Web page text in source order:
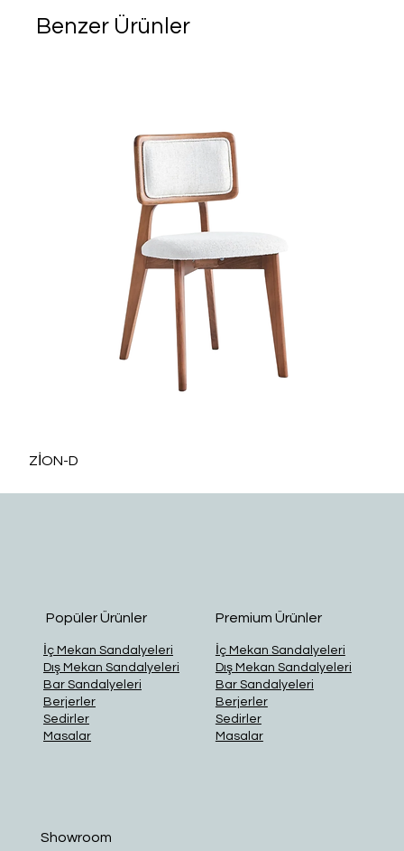
Benzer Ürünler
ZİON-D
Showroom
Popüler Ürünler
İç Mekan Sandalyeleri
Dış Mekan Sandalyeleri
Bar Sandalyeleri
Berjerler
Sedirler
Masalar
Premium Ürünler
İç Mekan Sandalyeleri
Dış Mekan Sandalyeleri
Bar Sandalyeleri
Berjerler
Sedirler
Masalar